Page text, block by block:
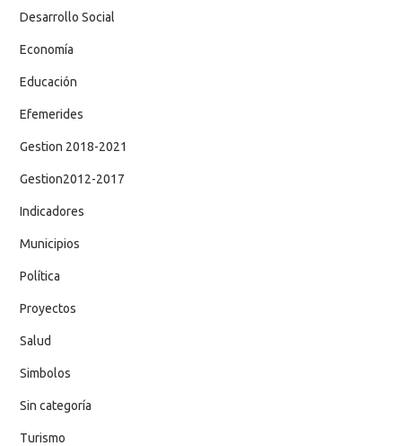
Desarrollo Social
Economía
Educación
Efemerides
Gestion 2018-2021
Gestion2012-2017
Indicadores
Municipios
Política
Proyectos
Salud
Simbolos
Sin categoría
Turismo